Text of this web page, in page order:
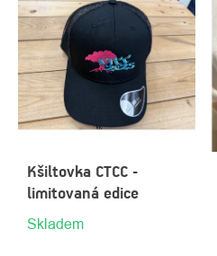
Kšiltovka CTCC -
limitovaná edice
Skladem